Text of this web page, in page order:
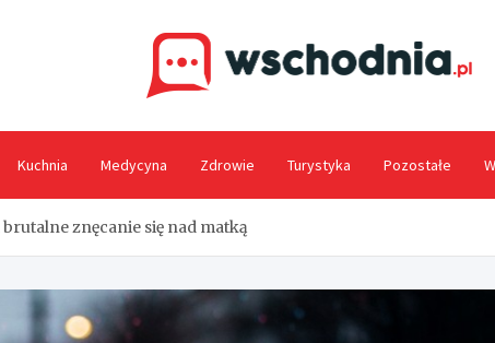
Kuchnia Medycyna Zdrowie Turystyka Pozostałe
znęcanie się nad matką